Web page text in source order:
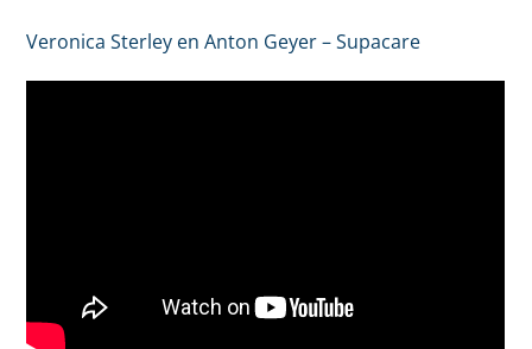
Veronica Sterley en Anton Geyer – Supacare